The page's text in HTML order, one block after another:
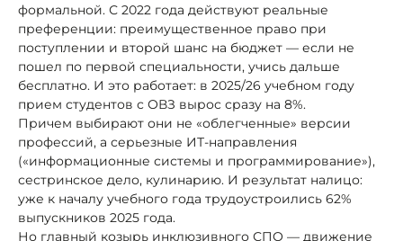
формальной. С 2022 года действуют реальные
преференции: преимущественное право при
поступлении и второй шанс на бюджет — если не
пошел по первой специальности, учись дальше
бесплатно. И это работает: в 2025/26 учебном году
прием студентов с ОВЗ вырос сразу на 8%.
Причем выбирают они не «облегченные» версии
профессий, а серьезные ИТ-направления
(«информационные системы и программирование»),
сестринское дело, кулинарию. И результат налицо:
уже к началу учебного года трудоустроились 62%
выпускников 2025 года.
Но главный козырь инклюзивного СПО — движение